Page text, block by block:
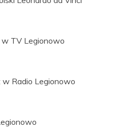
TV Legionowo
Radio Legionowo